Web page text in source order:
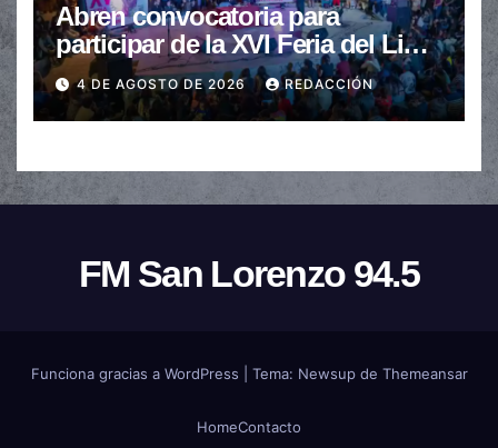
Abren convocatoria para
participar de la XVI Feria del Libro
de Salta
4 DE AGOSTO DE 2026 REDACCIÓN
FM San Lorenzo 94.5
Funciona gracias a WordPress Tema: Newsupde Themeansar
HomeContacto